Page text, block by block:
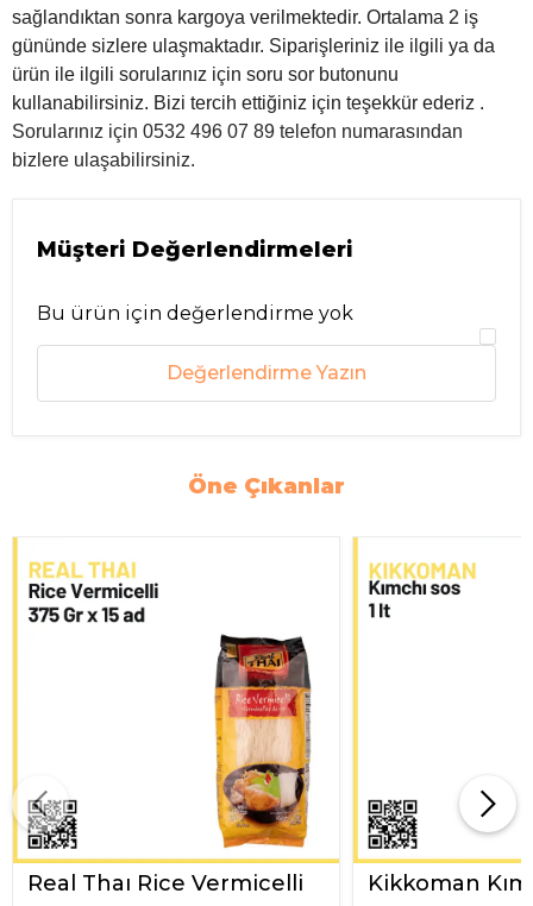
sağlandıktan sonra kargoya verilmektedir. Ortalama 2 iş
gününde sizlere ulaşmaktadır. Siparişleriniz ile ilgili ya da
ürün ile ilgili sorularınız için soru sor butonunu
kullanabilirsiniz. Bizi tercih ettiğiniz için teşekkür ederiz .
Sorularınız için 0532 496 07 89 telefon numarasından
bizlere ulaşabilirsiniz.
Müşteri Değerlendirmeleri
Bu ürün için değerlendirme yok
Değerlendirme Yazın
Öne Çıkanlar
Real Thaı Rice Vermicelli
Kikkoman